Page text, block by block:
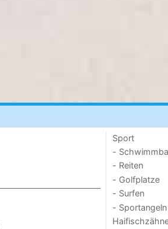
Sport
-
- Reiten
- Golfplatze
- Surfen
- Sportangeln